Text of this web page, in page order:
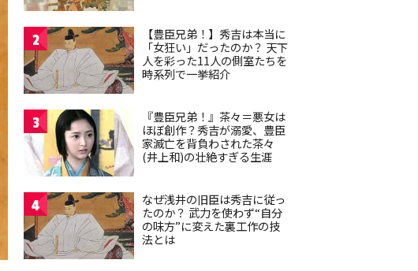
2
【豊臣兄弟！】秀吉は本当に
「女狂い」だったのか？ 天下
人を彩った11人の側室たちを
時系列で一挙紹介
3
『豊臣兄弟！』茶々＝悪女は
ほぼ創作？秀吉が溺愛、豊臣
家滅亡を背負わされた茶々
(井上和)の壮絶すぎる生涯
4
なぜ浅井の旧臣は秀吉に従っ
たのか？ 武力を使わず“自分
の味方”に変えた裏工作の技
法とは